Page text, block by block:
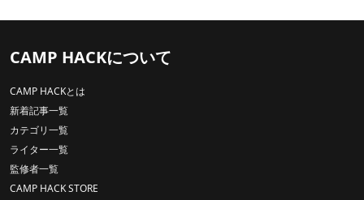
CAMP HACKについて
CAMP HACKとは
新着記事一覧
カテゴリ一覧
ライター一覧
監修者一覧
CAMP HACK STORE